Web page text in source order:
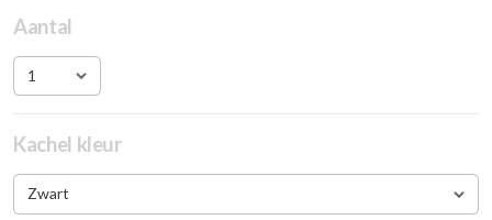
Aantal
1
Kachel kleur
Zwart